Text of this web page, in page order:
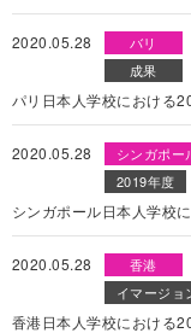
2020.05.28 バリ
成果
パリ日本人学校における
2020.05.28 シンガポー
2019年度
シンガポール日本人学校
2020.05.28 香港
イマージョ
香港日本人学校における